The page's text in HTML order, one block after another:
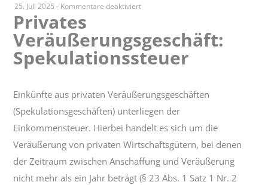
25. Juli 2025 - Kommentare deaktiviertfür
Veräußerungsgeschäft:
Spekulationssteuer
Privates
Veräußerungsgeschäft:
Spekulationssteuer
Einkünfte aus privaten Veräußerungsgeschäften
(Spekulationsgeschäften) unterliegen der
Einkommensteuer. Hierbei handelt es sich um die
Veräußerung von privaten Wirtschaftsgütern, bei denen
der Zeitraum zwischen Anschaffung und Veräußerung
nicht mehr als ein Jahr beträgt (§ 23 Abs. 1 Satz 1 Nr. 2